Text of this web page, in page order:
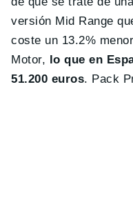
versión Mid Range
coste un 13.2%
Motor, lo que en
51.200 euros. Pack